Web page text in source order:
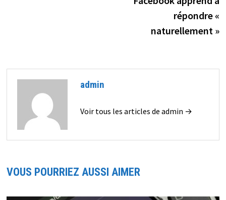
répondre «
naturellement »
admin
Voir tous les articles de admin →
VOUS POURRIEZ AUSSI AIMER